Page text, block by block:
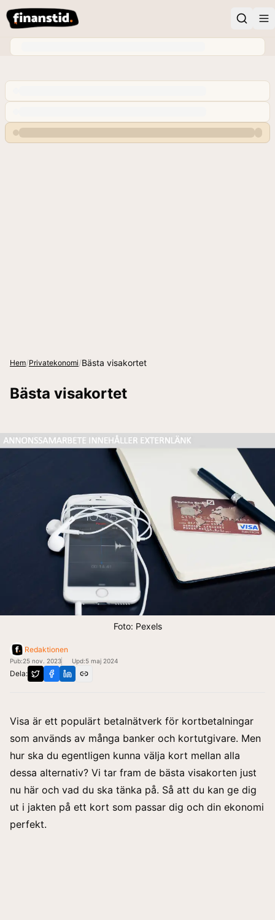
Hem/Privatekonomi/Bästa visakortet
Bästa visakortet
Foto: Pexels
Redaktionen
Pub:25 nov. 2023 Upd:5 maj 2024
Dela:
Visa är ett populärt betalnätverk för kortbetalningar
som används av många banker och kortutgivare. Men
hur ska du egentligen kunna välja kort mellan alla
dessa alternativ? Vi tar fram de bästa visakorten just
nu här och vad du ska tänka på. Så att du kan ge dig
ut i jakten på ett kort som passar dig och din ekonomi
perfekt.